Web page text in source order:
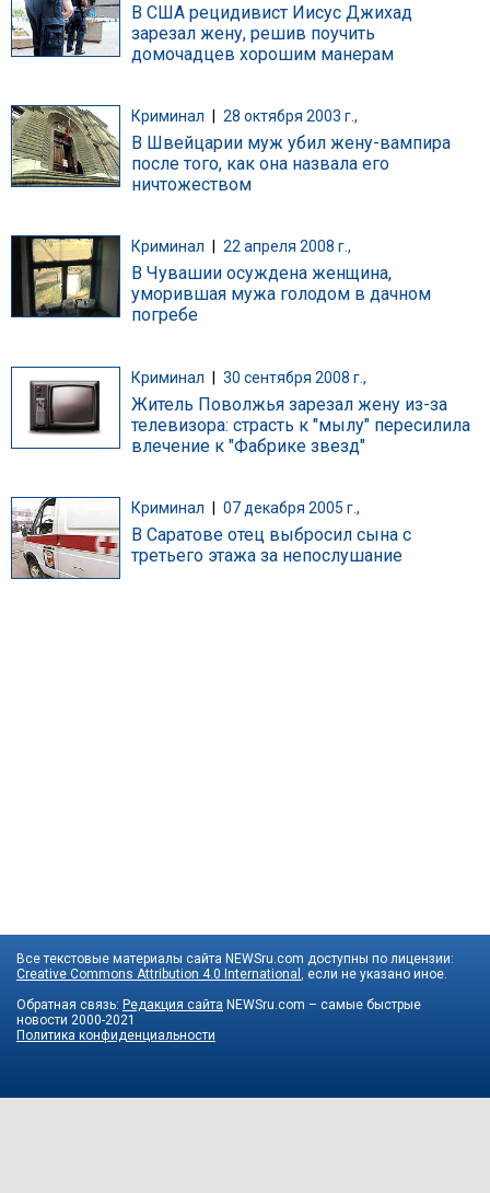
В США рецидивист Иисус Джихад
зарезал жену, решив поучить
домочадцев хорошим манерам
Криминал 28 октября 2003 г.,
В Швейцарии муж убил жену-вампира
после того, как она назвала его
ничтожеством
Криминал 22 апреля 2008 г.,
В Чувашии осуждена женщина,
уморившая мужа голодом в дачном
погребе
Криминал 30 сентября 2008 г.,
Житель Поволжья зарезал жену из-за
телевизора: страсть к "мылу" пересилила
влечение к "Фабрике звезд"
Криминал 07 декабря 2005 г.,
В Саратове отец выбросил сына с
третьего этажа за непослушание
Все текстовые материалы сайта NEWSru.com доступны по лицензии:
Creative Commons Attribution 4.0 International , если не указано иное.
Обратная связь: Редакция сайта NEWSru.com – самые быстрые
новости 2000-2021
Политика конфиденциальности